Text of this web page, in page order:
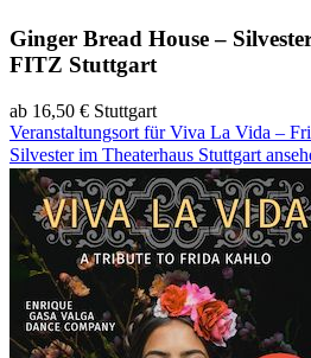
Ginger Bread House –
FITZ Stuttgart
ab 16,50 € Stuttgart
Veranstaltungsort für Viva La Vida –
Silvester im Theaterhaus Stuttgart